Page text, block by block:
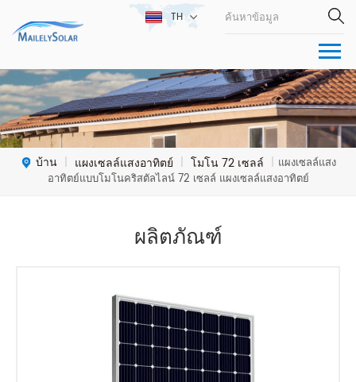
TH
บ้าน | แผงเซลล์แสงอาทิตย์ | โมโน 72 เซลล์ | แผงเซลล์แสง
อาทิตย์แบบโมโนคริสตัลไลน์ 72 เซลล์ แผงเซลล์แสงอาทิตย์
ผลิตภัณฑ์